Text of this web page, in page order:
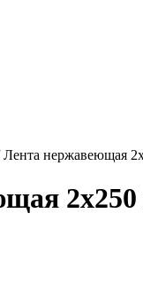
Лента нержавеющая